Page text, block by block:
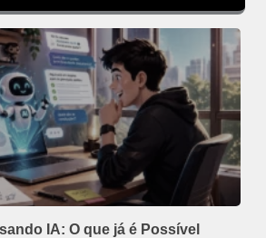
IA: O que já é Possível